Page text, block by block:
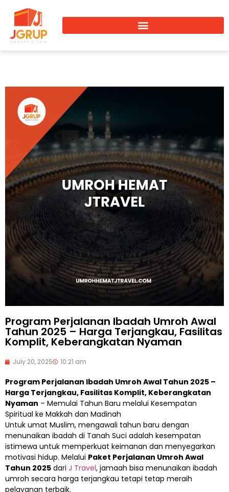
Program Perjalanan Ibadah Umroh Awal
Tahun 2025 – Harga Terjangkau, Fasilitas
Komplit, Keberangkatan Nyaman
July 20, 2025 10:21 am
Program Perjalanan Ibadah Umroh Awal Tahun 2025 –
Harga Terjangkau, Fasilitas Komplit, Keberangkatan
Nyaman – Memulai Tahun Baru melalui Kesempatan
Spiritual ke Makkah dan Madinah
Untuk umat Muslim, mengawali tahun baru dengan
menunaikan ibadah di Tanah Suci adalah kesempatan
istimewa untuk memperkuat keimanan dan menyegarkan
motivasi hidup. Melalui Paket Perjalanan Umroh Awal
Tahun 2025 dari J Travel, jamaah bisa menunaikan ibadah
umroh secara harga terjangkau tetapi tetap meraih
pelayanan terbaik.